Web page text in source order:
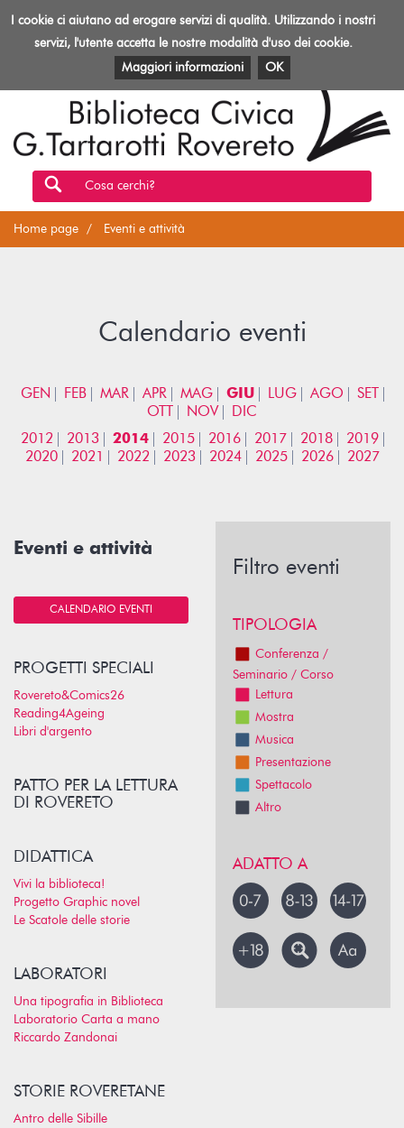
Toggle
Biblioteca
Rovereto
EVENTI E ATTIVITÀ PATRIMONIO E RISORSE
Cosa cerchi?
Home page Eventi e attività
Calendario eventi
GEN FEB MAR APR MAG GIU LUG AGO
SET
OTT
NOV
DIC
2012
2013 2014 2015 2016 2017 2018
2019
2020
2021 2022 2023 2024 2025 2026 2027
Eventi e attività
CALENDARIO EVENTI
PROGETTI SPECIALI
Rovereto&Comics26
Reading4Ageing
Libri d'argento
PATTO PER LA LETTURA
DI ROVERETO
DIDATTICA
Vivi la biblioteca!
Progetto Graphic novel
Le Scatole delle storie
LABORATORI
Una tipografia in Biblioteca
Laboratorio Carta a mano
Riccardo Zandonai
STORIE ROVERETANE
Antro delle Sibille
Filtro eventi
TIPOLOGIA
Conferenza /
Seminario / Corso
Lettura
Mostra
Musica
Presentazione
Spettacolo
Altro
ADATTO A
I cookie ci aiutano ad erogare servizi di qualità. Utilizzando i nostri
servizi, l'utente accetta le nostre modalità d'uso dei cookie.
Maggiori informazioni
OK